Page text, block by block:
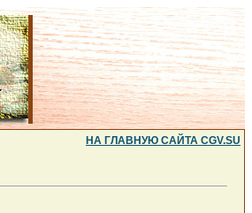
НА ГЛАВНУЮ САЙТА CGV.SU